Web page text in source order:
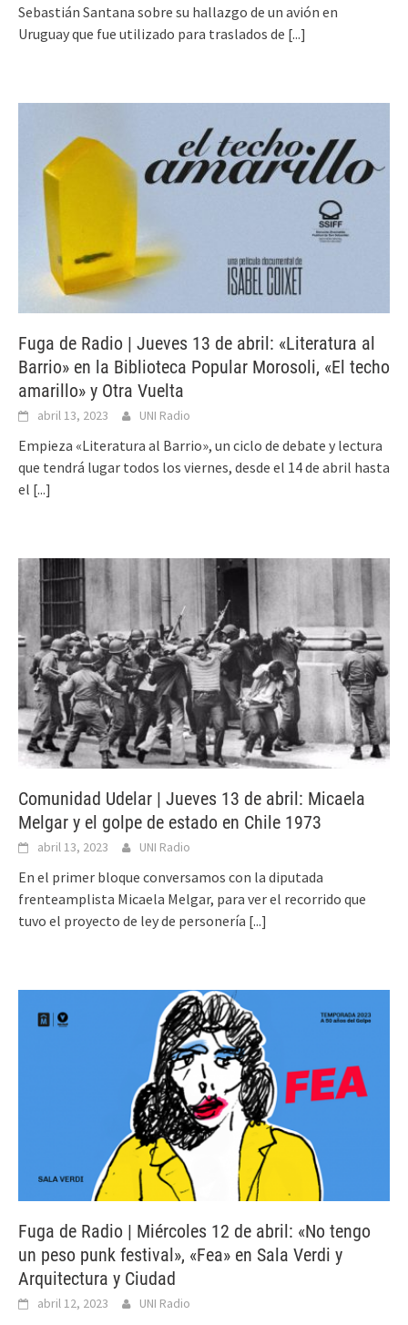
Sebastián Santana sobre su hallazgo de un avión en
Uruguay que fue utilizado para traslados de [...]
Fuga de Radio | Jueves 13 de abril: «Literatura al
Barrio» en la Biblioteca Popular Morosoli, «El techo
amarillo» y Otra Vuelta
abril 13, 2023 UNI Radio
Empieza «Literatura al Barrio», un ciclo de debate y lectura
que tendrá lugar todos los viernes, desde el 14 de abril hasta
el [...]
Comunidad Udelar | Jueves 13 de abril: Micaela
Melgar y el golpe de estado en Chile 1973
abril 13, 2023 UNI Radio
En el primer bloque conversamos con la diputada
frenteamplista Micaela Melgar, para ver el recorrido que
tuvo el proyecto de ley de personería [...]
Fuga de Radio | Miércoles 12 de abril: «No tengo
un peso punk festival», «Fea» en Sala Verdi y
Arquitectura y Ciudad
abril 12, 2023 UNI Radio